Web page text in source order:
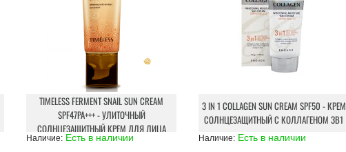
TIMELESS FERMENT SNAIL SUN CREAM
SPF47PA+++ - УЛИТОЧНЫЙ
СОЛНЦЕЗАЩИТНЫЙ КРЕМ ДЛЯ ЛИЦА
Наличие: Есть в наличии
3 IN 1 COLLAGEN SUN CREAM SPF50 - КРЕМ
СОЛНЦЕЗАЩИТНЫЙ С КОЛЛАГЕНОМ 3В1
Наличие: Есть в наличии